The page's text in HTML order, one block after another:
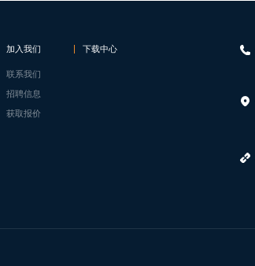
加入我们
联系我们
招聘信息
获取报价
下载中心